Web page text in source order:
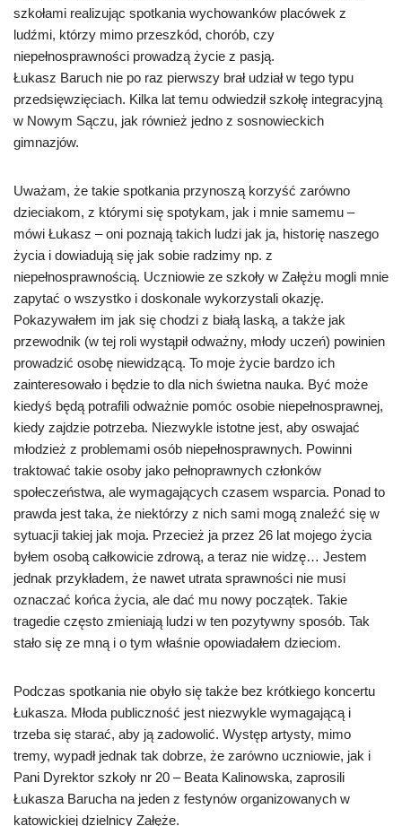
szkołami realizując spotkania wychowanków placówek z
ludźmi, którzy mimo przeszkód, chorób, czy
niepełnosprawności prowadzą życie z pasją.
Łukasz Baruch nie po raz pierwszy brał udział w tego typu
przedsięwzięciach. Kilka lat temu odwiedził szkołę integracyjną
w Nowym Sączu, jak również jedno z sosnowieckich
gimnazjów.
Uważam, że takie spotkania przynoszą korzyść zarówno
dzieciakom, z którymi się spotykam, jak i mnie samemu –
mówi Łukasz – oni poznają takich ludzi jak ja, historię naszego
życia i dowiadują się jak sobie radzimy np. z
niepełnosprawnością. Uczniowie ze szkoły w Załężu mogli mnie
zapytać o wszystko i doskonale wykorzystali okazję.
Pokazywałem im jak się chodzi z białą laską, a także jak
przewodnik (w tej roli wystąpił odważny, młody uczeń) powinien
prowadzić osobę niewidzącą. To moje życie bardzo ich
zainteresowało i będzie to dla nich świetna nauka. Być może
kiedyś będą potrafili odważnie pomóc osobie niepełnosprawnej,
kiedy zajdzie potrzeba. Niezwykle istotne jest, aby oswajać
młodzież z problemami osób niepełnosprawnych. Powinni
traktować takie osoby jako pełnoprawnych członków
społeczeństwa, ale wymagających czasem wsparcia. Ponad to
prawda jest taka, że niektórzy z nich sami mogą znaleźć się w
sytuacji takiej jak moja. Przecież ja przez 26 lat mojego życia
byłem osobą całkowicie zdrową, a teraz nie widzę… Jestem
jednak przykładem, że nawet utrata sprawności nie musi
oznaczać końca życia, ale dać mu nowy początek. Takie
tragedie często zmieniają ludzi w ten pozytywny sposób. Tak
stało się ze mną i o tym właśnie opowiadałem dzieciom.
Podczas spotkania nie obyło się także bez krótkiego koncertu
Łukasza. Młoda publiczność jest niezwykle wymagającą i
trzeba się starać, aby ją zadowolić. Występ artysty, mimo
tremy, wypadł jednak tak dobrze, że zarówno uczniowie, jak i
Pani Dyrektor szkoły nr 20 – Beata Kalinowska, zaprosili
Łukasza Barucha na jeden z festynów organizowanych w
katowickiej dzielnicy Załęże.